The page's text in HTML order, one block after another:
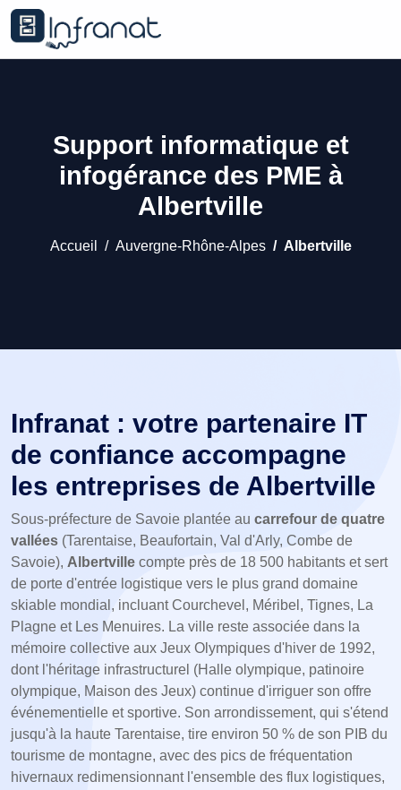
Support informatique et
infogérance des PME à
Albertville
Accueil Auvergne-Rhône-Alpes Albertville
Infranat : votre partenaire IT
de confiance accompagne
les entreprises de Albertville
Sous-préfecture de Savoie plantée au carrefour de quatre
vallées (Tarentaise, Beaufortain, Val d'Arly, Combe de
Savoie), Albertville compte près de 18 500 habitants et sert
de porte d'entrée logistique vers le plus grand domaine
skiable mondial, incluant Courchevel, Méribel, Tignes, La
Plagne et Les Menuires. La ville reste associée dans la
mémoire collective aux Jeux Olympiques d'hiver de 1992,
dont l'héritage infrastructurel (Halle olympique, patinoire
olympique, Maison des Jeux) continue d'irriguer son offre
événementielle et sportive. Son arrondissement, qui s'étend
jusqu'à la haute Tarentaise, tire environ 50 % de son PIB du
tourisme de montagne, avec des pics de fréquentation
hivernaux redimensionnant l'ensemble des flux logistiques,